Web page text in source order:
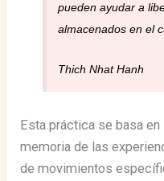
pueden ayudar a
almacenados en el
Thich Nhat Hanh
Esta práctica se basa
memoria de las
de movimientos